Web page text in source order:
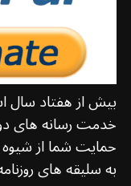
بیش از هفتاد سال
خدمت رسانه های
حمایت شما از شیوه
به سلیقه های